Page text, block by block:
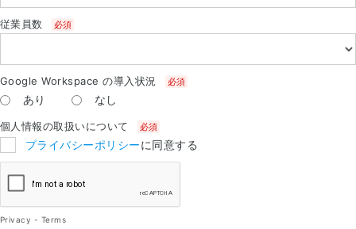
従業員数
Google Workspace の導入状況
あり なし
個人情報の取扱いについて
プライバシーポリシーに同意する
Privacy - Terms